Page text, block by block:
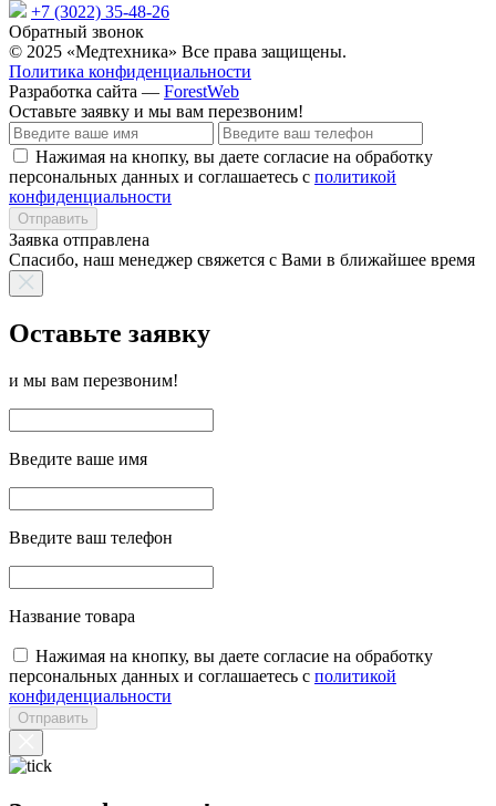
+7 (3022) 35-48-26
Обратный звонок
© 2025 «Медтехника» Все права защищены.
Политика конфиденциальности
Разработка сайта — ForestWeb
Оставьте заявку и мы вам перезвоним!
Нажимая на кнопку, вы даете согласие на обработку
персональных данных и соглашаетесь с политикой
конфиденциальности
Отправить
Заявка отправлена
Спасибо, наш менеджер свяжется с Вами в ближайшее время
Оставьте заявку
и мы вам перезвоним!
Введите ваше имя
Введите ваш телефон
Название товара
Нажимая на кнопку, вы даете согласие на обработку
персональных данных и соглашаетесь с политикой
конфиденциальности
Отправить